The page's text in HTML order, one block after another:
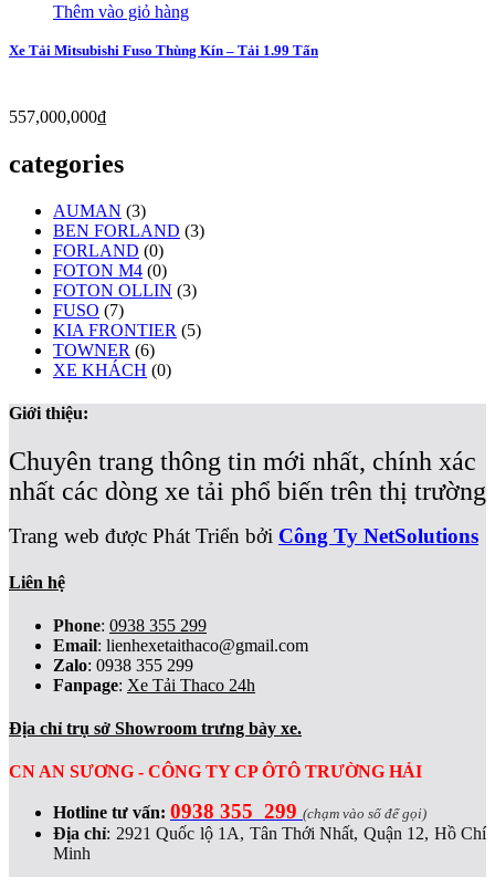
Thêm vào giỏ hàng
Xe Tải Mitsubishi Fuso Thùng Kín – Tải 1.99 Tấn
557,000,000₫
categories
AUMAN (3)
BEN FORLAND (3)
FORLAND (0)
FOTON M4 (0)
FOTON OLLIN (3)
FUSO (7)
KIA FRONTIER (5)
TOWNER (6)
XE KHÁCH (0)
Giới thiệu:
Chuyên trang thông tin mới nhất, chính xác
nhất các dòng xe tải phổ biến trên thị trường
Trang web được Phát Triển bởi Công Ty NetSolutions
Liên hệ
Phone: 0938 355 299
Email: lienhexetaithaco@gmail.com
Zalo: 0938 355 299
Fanpage: Xe Tải Thaco 24h
Địa chỉ trụ sở Showroom trưng bày xe.
CN AN SƯƠNG - CÔNG TY CP ÔTÔ TRƯỜNG HẢI
Hotline tư vấn: 0938 355 299 (chạm vào số để gọi)
Địa chỉ: 2921 Quốc lộ 1A, Tân Thới Nhất, Quận 12, Hồ Chí
Minh